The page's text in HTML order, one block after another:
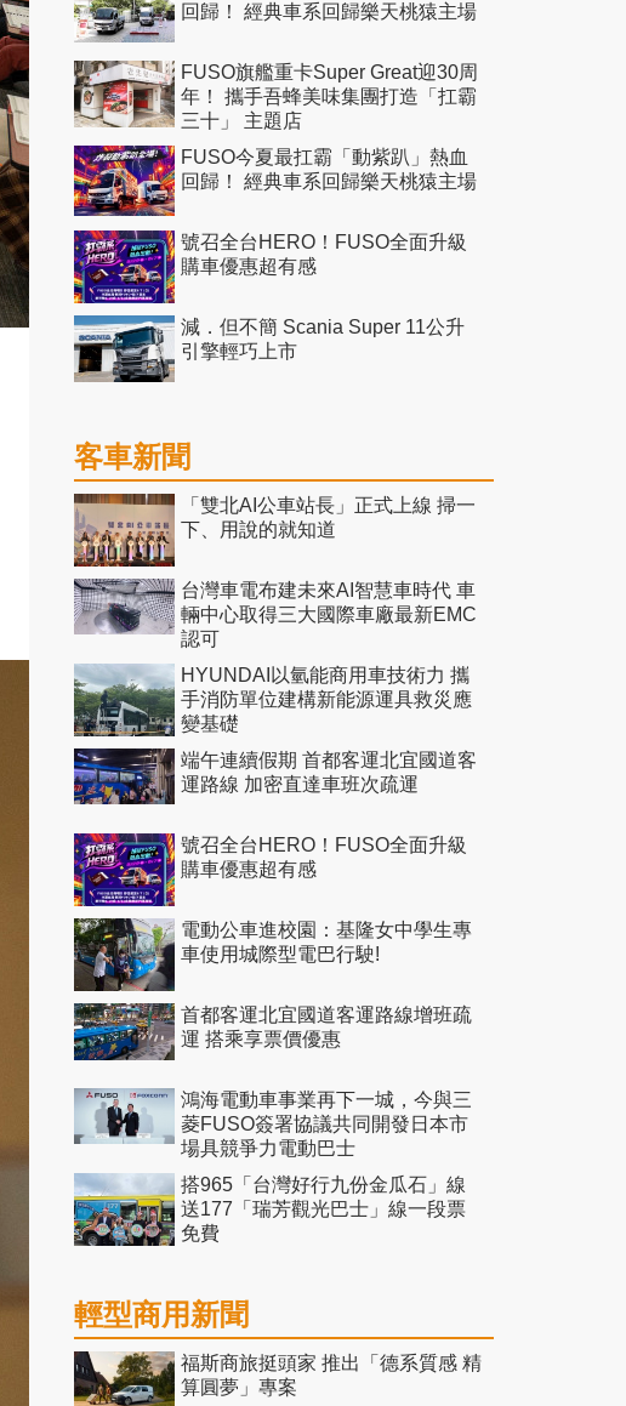
回歸！ 經典車系回歸樂天桃猿主場
FUSO旗艦重卡Super Great迎30周
年！ 攜手吾蜂美味集團打造「扛霸
三十」 主題店
FUSO今夏最扛霸「動紫趴」熱血
回歸！ 經典車系回歸樂天桃猿主場
號召全台HERO！FUSO全面升級
購車優惠超有感
減．但不簡 Scania Super 11公升
引擎輕巧上市
客車新聞
「雙北AI公車站長」正式上線 掃一
下、用說的就知道
台灣車電布建未來AI智慧車時代 車
輛中心取得三大國際車廠最新EMC
認可
HYUNDAI以氫能商用車技術力 攜
手消防單位建構新能源運具救災應
變基礎
端午連續假期 首都客運北宜國道客
運路線 加密直達車班次疏運
號召全台HERO！FUSO全面升級
購車優惠超有感
電動公車進校園：基隆女中學生專
車使用城際型電巴行駛!
首都客運北宜國道客運路線增班疏
運 搭乘享票價優惠
鴻海電動車事業再下一城，今與三
菱FUSO簽署協議共同開發日本市
場具競爭力電動巴士
搭965「台灣好行九份金瓜石」線
送177「瑞芳觀光巴士」線一段票
免費
輕型商用新聞
福斯商旅挺頭家 推出「德系質感 精
算圓夢」專案